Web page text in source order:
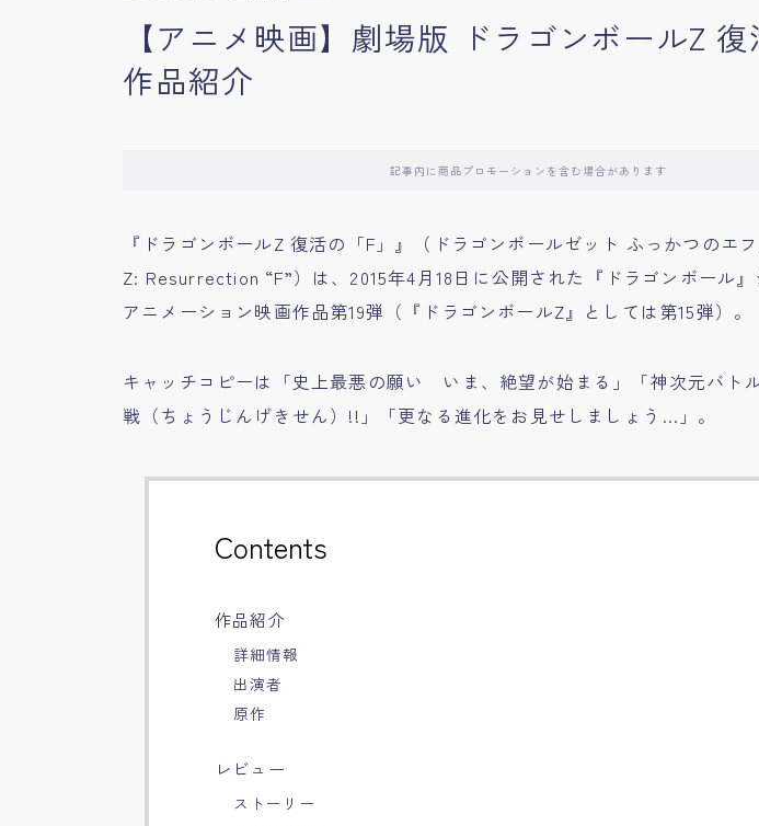
【アニメ映画】劇場版 ドラゴンボールZ
作品紹介
記事内に商品プロモーションを含む場合があります
『ドラゴンボールZ 復活の「F」』（ドラゴンボールゼット ふっかつのエ
Z: Resurrection “F”）は、2015年4月18日に公開された『ドラゴンボール
アニメーション映画作品第19弾（『ドラゴンボールZ』としては第15弾）。
キャッチコピーは「史上最悪の願い いま、絶望が始まる」「神次元バト
戦（ちょうじんげきせん）!!」「更なる進化をお見せしましょう…」。
Contents
作品紹介
詳細情報
出演者
原作
レビュー
ストーリー